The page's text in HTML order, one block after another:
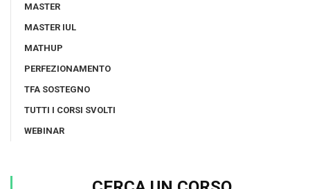
MASTER
MASTER IUL
MATHUP
PERFEZIONAMENTO
TFA SOSTEGNO
TUTTI I CORSI SVOLTI
WEBINAR